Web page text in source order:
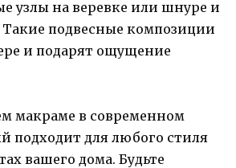
узлы на веревке или шнуре и
подвесные композиции
и подарят ощущение
макраме в современном
подходит для любого стиля
вашего дома. Будьте